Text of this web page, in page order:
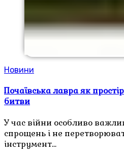
Новини
Почаївська лавра як
битви
У час війни особливо
спрощень і не
інструмент…